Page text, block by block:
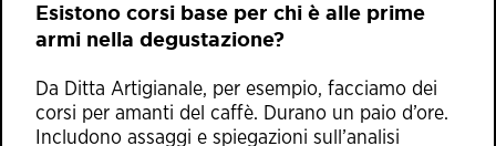
Esistono corsi base per chi è alle prime
armi nella degustazione?
Da Ditta Artigianale, per esempio, facciamo dei
corsi per amanti del caffè. Durano un paio d’ore.
Includono assaggi e spiegazioni sull’analisi